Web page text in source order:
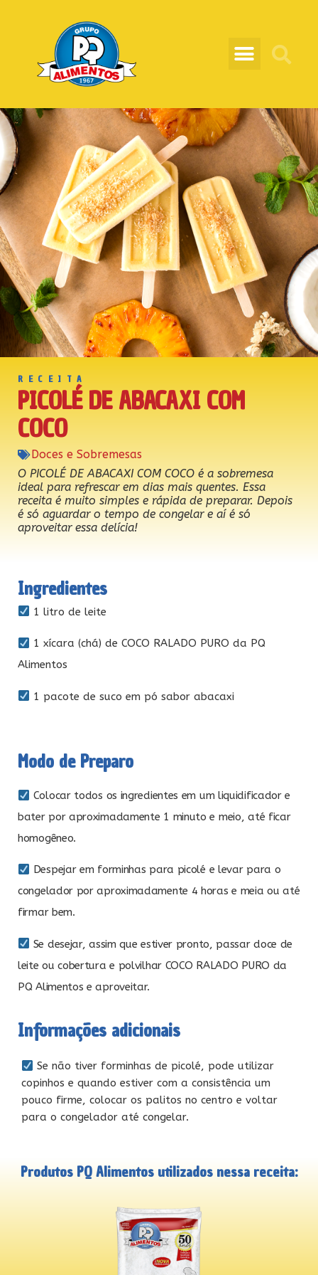
RECEITA
PICOLÉ DE ABACAXI COM
COCO
Doces e Sobremesas
O PICOLÉ DE ABACAXI COM COCO é a sobremesa
ideal para refrescar em dias mais quentes. Essa
receita é muito simples e rápida de preparar. Depois
é só aguardar o tempo de congelar e aí é só
aproveitar essa delícia!
Ingredientes
1 litro de leite
1 xícara (chá) de COCO RALADO PURO da PQ
Alimentos
1 pacote de suco em pó sabor abacaxi
Modo de Preparo
Colocar todos os ingredientes em um liquidificador e
bater por aproximadamente 1 minuto e meio, até ficar
homogêneo.
Despejar em forminhas para picolé e levar para o
congelador por aproximadamente 4 horas e meia ou até
firmar bem.
Se desejar, assim que estiver pronto, passar doce de
leite ou cobertura e polvilhar COCO RALADO PURO da
PQ Alimentos e aproveitar.
Informações adicionais
Se não tiver forminhas de picolé, pode utilizar
copinhos e quando estiver com a consistência um
pouco firme, colocar os palitos no centro e voltar
para o congelador até congelar.
Produtos PQ Alimentos utilizados nessa receita: